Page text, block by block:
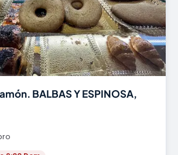
BALBAS Y ESPINOSA,